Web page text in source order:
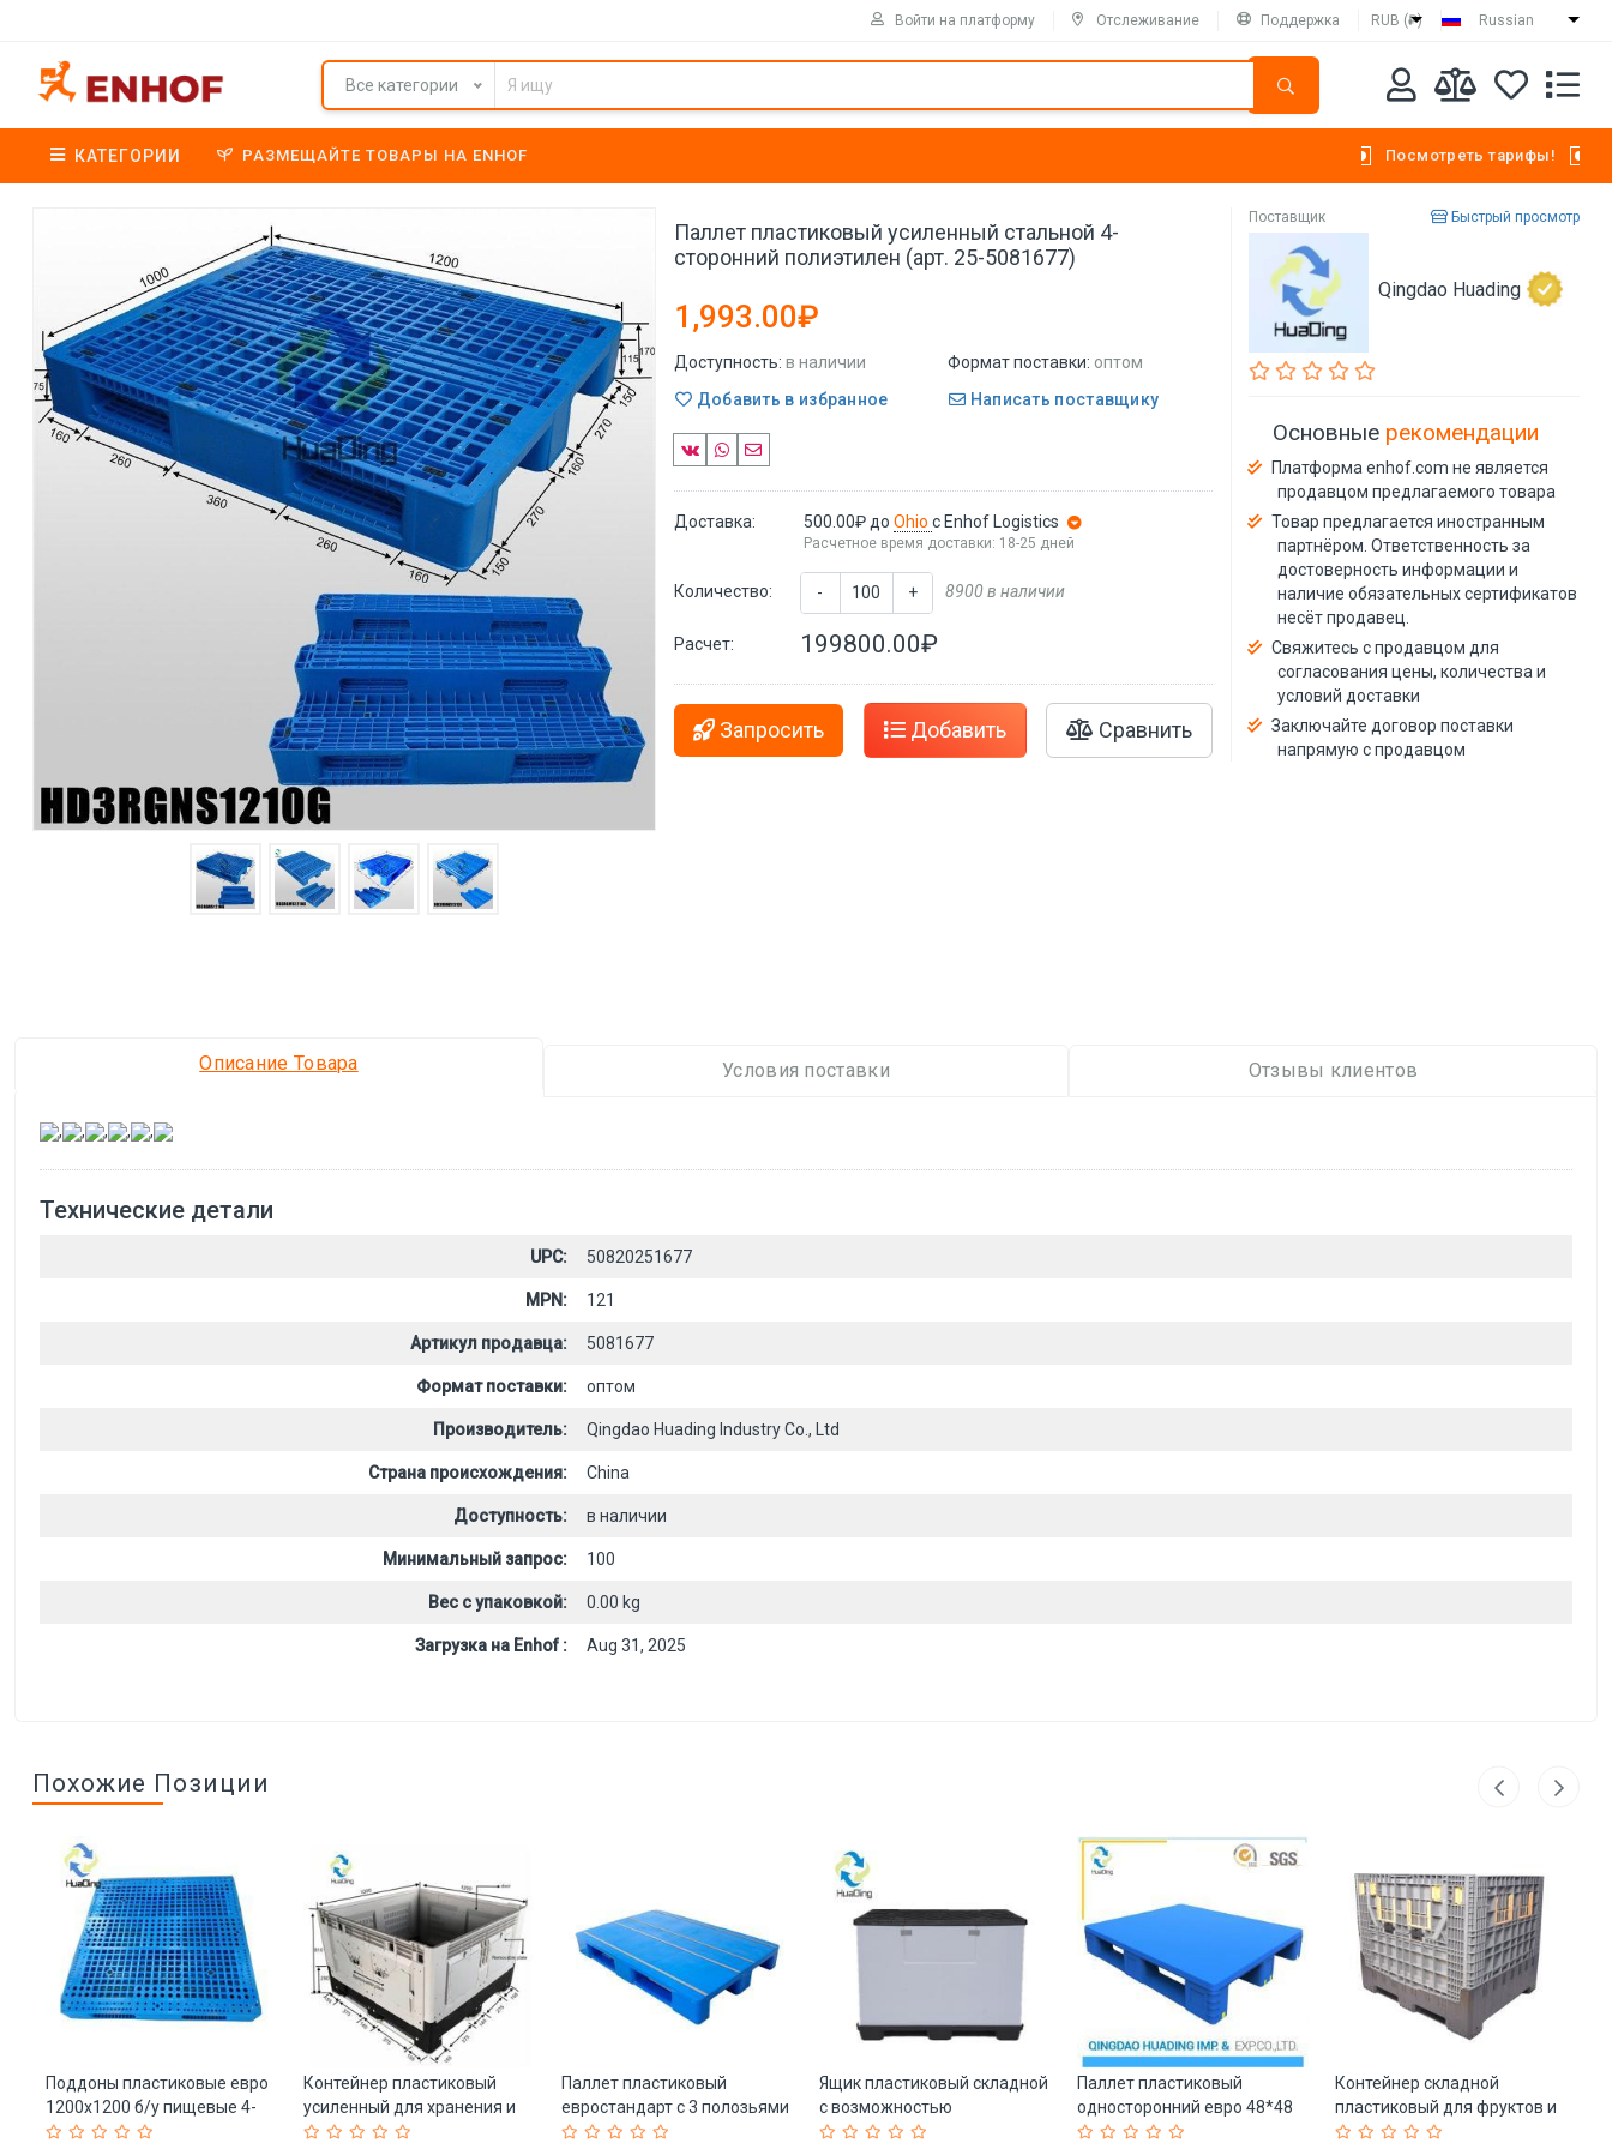
Войти на платформу Отслеживание Поддержка RUB (₽) Russian
Все категории
КАТЕГОРИИ РАЗМЕЩАЙТЕ ТОВАРЫ НА ENHOF Посмотреть тарифы!
Паллет пластиковый усиленный стальной 4-
сторонний полиэтилен (арт. 25-5081677)
1,993.00₽
Доступность: в наличии Формат поставки: оптом
Добавить в избранное
Написать поставщику
Доставка: 500.00₽ доOhioс Enhof Logistics
Расчетное время доставки: 18-25 дней
Количество: - + 8900 в наличии
Расчет: 199800.00₽
Запросить Добавить Сравнить
Поставщик Быстрый просмотр
Qingdao Huading
Основные рекомендации
Платформа enhof.com не является
продавцом предлагаемого товара
Товар предлагается иностранным
партнёром. Ответственность за
достоверность информации и
наличие обязательных сертификатов
несёт продавец.
Свяжитесь с продавцом для
согласования цены, количества и
условий доставки
Заключайте договор поставки
напрямую с продавцом
Описание Товара Условия поставки Отзывы клиентов
, , , , ,
Технические детали
UPC: 50820251677
MPN: 121
Артикул продавца: 5081677
Формат поставки: оптом
Производитель: Qingdao Huading Industry Co., Ltd
Страна происхождения: China
Доступность: в наличии
Минимальный запрос: 100
Вес с упаковкой: 0.00 kg
Загрузка на Enhof : Aug 31, 2025
Похожие Позиции
Поддоны пластиковые евро
1200x1200 б/у пищевые 4-
сторонние (арт. 25-5081559)
Контейнер пластиковый
усиленный для хранения и
транспортировки (арт. 25-
Паллет пластиковый
евростандарт с 3 полозьями
48*40 (арт. 25-5081563)
Ящик пластиковый складной
с возможностью
штабелирования (арт. 25-
Паллет пластиковый
односторонний евро 48*48
для склада (арт. 25-5081754)
Контейнер складной
пластиковый для фруктов и
овощей (арт. 25-5081875)